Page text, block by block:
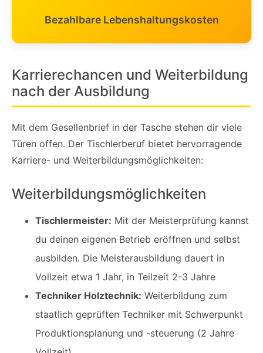
Bezahlbare Lebenshaltungskosten
Karrierechancen und Weiterbildung
nach der Ausbildung
Mit dem Gesellenbrief in der Tasche stehen dir viele
Türen offen. Der Tischlerberuf bietet hervorragende
Karriere- und Weiterbildungsmöglichkeiten:
Weiterbildungsmöglichkeiten
Tischlermeister: Mit der Meisterprüfung kannst
du deinen eigenen Betrieb eröffnen und selbst
ausbilden. Die Meisterausbildung dauert in
Vollzeit etwa 1 Jahr, in Teilzeit 2-3 Jahre
Techniker Holztechnik: Weiterbildung zum
staatlich geprüften Techniker mit Schwerpunkt
Produktionsplanung und -steuerung (2 Jahre